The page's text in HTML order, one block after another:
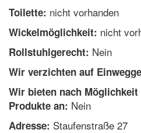
Toilette: nicht vorhanden
Wickelmöglichkeit: nicht
Rollstuhlgerecht: Nein
Wir verzichten auf
Wir bieten nach
Produkte an: Nein
Adresse: Staufenstraße 27